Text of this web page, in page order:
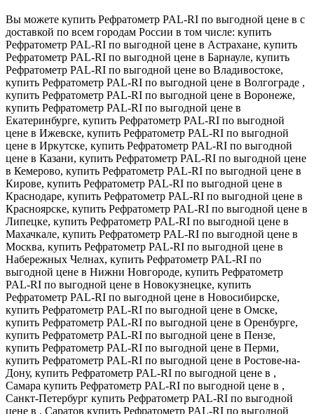
Вы можете купить Рефратометр PAL-RI по выгодной цене в с
доставкой по всем городам России в том числе: купить
Рефратометр PAL-RI по выгодной цене в Астрахане, купить
Рефратометр PAL-RI по выгодной цене в Барнауле, купить
Рефратометр PAL-RI по выгодной цене во Владивостоке,
купить Рефратометр PAL-RI по выгодной цене в Волгограде ,
купить Рефратометр PAL-RI по выгодной цене в Воронеже,
купить Рефратометр PAL-RI по выгодной цене в
Екатеринбурге, купить Рефратометр PAL-RI по выгодной
цене в Ижевске, купить Рефратометр PAL-RI по выгодной
цене в Иркутске, купить Рефратометр PAL-RI по выгодной
цене в Казани, купить Рефратометр PAL-RI по выгодной цене
в Кемерово, купить Рефратометр PAL-RI по выгодной цене в
Кирове, купить Рефратометр PAL-RI по выгодной цене в
Краснодаре, купить Рефратометр PAL-RI по выгодной цене в
Красноярске, купить Рефратометр PAL-RI по выгодной цене в
Липецке, купить Рефратометр PAL-RI по выгодной цене в
Махачкале, купить Рефратометр PAL-RI по выгодной цене в
Москва, купить Рефратометр PAL-RI по выгодной цене в
Набережных Челнах, купить Рефратометр PAL-RI по
выгодной цене в Нижни Новгороде, купить Рефратометр
PAL-RI по выгодной цене в Новокузнецке, купить
Рефратометр PAL-RI по выгодной цене в Новосибирске,
купить Рефратометр PAL-RI по выгодной цене в Омске,
купить Рефратометр PAL-RI по выгодной цене в Оренбурге,
купить Рефратометр PAL-RI по выгодной цене в Пензе,
купить Рефратометр PAL-RI по выгодной цене в Перми,
купить Рефратометр PAL-RI по выгодной цене в Ростове-на-
Дону, купить Рефратометр PAL-RI по выгодной цене в ,
Самара купить Рефратометр PAL-RI по выгодной цене в ,
Санкт-Петербург купить Рефратометр PAL-RI по выгодной
цене в , Саратов купить Рефратометр PAL-RI по выгодной